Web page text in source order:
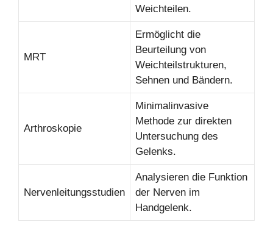
Weichteilen.
MRT
Ermöglicht die
Beurteilung von
Weichteilstrukturen,
Sehnen und Bändern.
Arthroskopie
Minimalinvasive
Methode zur direkten
Untersuchung des
Gelenks.
Nervenleitungsstudien
Analysieren die Funktion
der Nerven im
Handgelenk.